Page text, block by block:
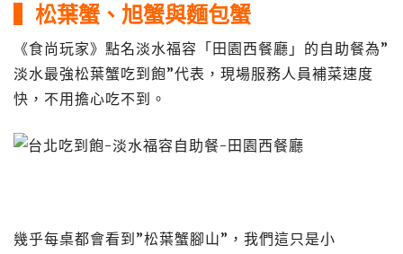
▍松葉蟹、旭蟹與麵包蟹
《食尚玩家》點名淡水福容「田園西餐廳」的自助餐為”
淡水最強松葉蟹吃到飽”代表，現場服務人員補菜速度
快，不用擔心吃不到。
幾乎每桌都會看到”松葉蟹腳山”，我們這只是小